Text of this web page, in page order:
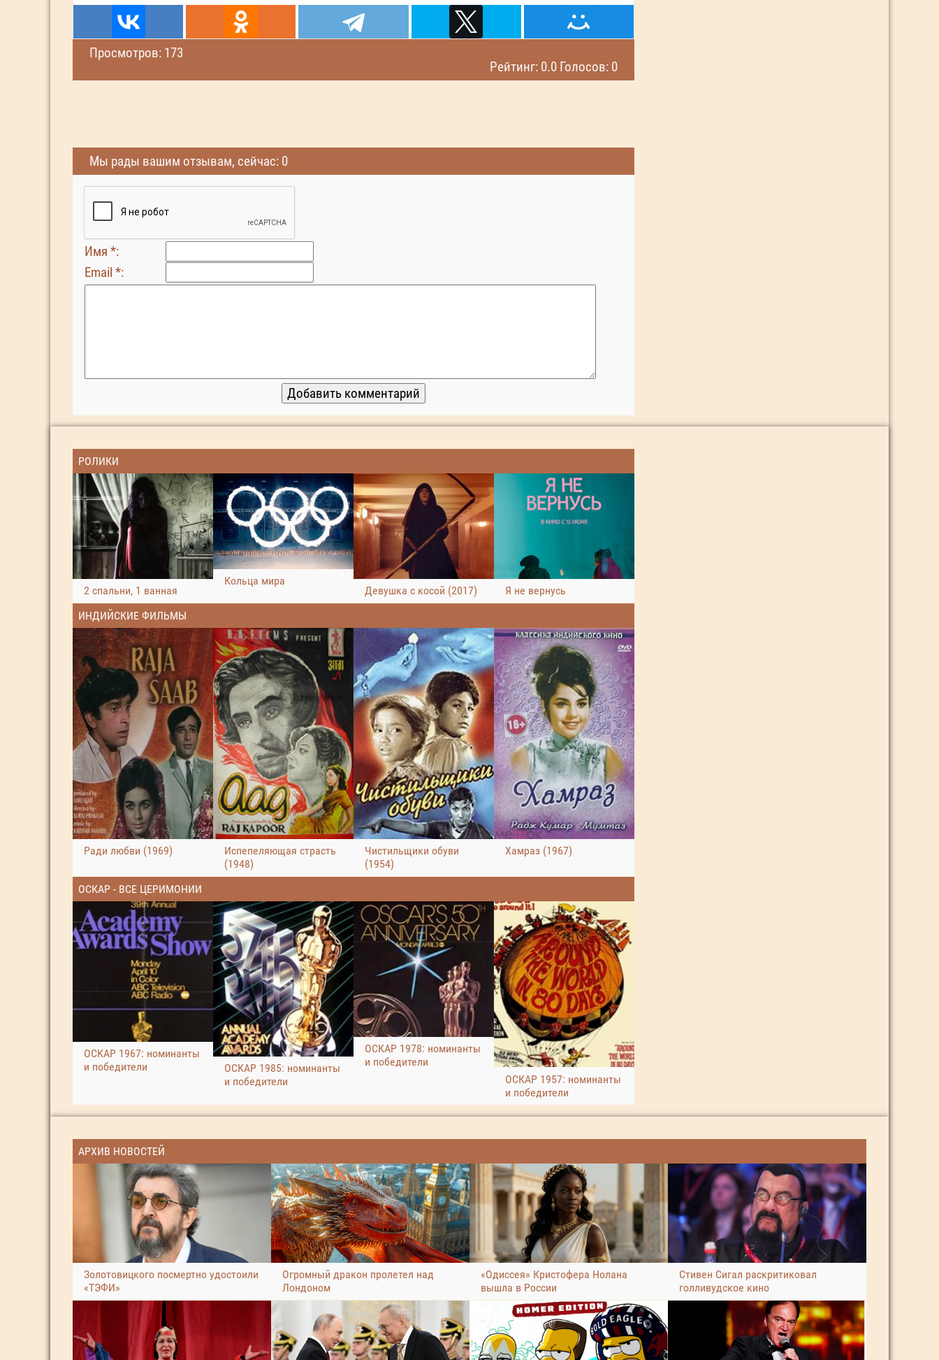
Просмотров: 173
Рейтинг: 0.0 Голосов: 0
Мы рады вашим отзывам, сейчас: 0
Имя *:
Email *:
РОЛИКИ
2 спальни, 1 ванная
Кольца мира
Девушка с косой (2017)
Я не вернусь
ИНДИЙСКИЕ ФИЛЬМЫ
Ради любви (1969)
Испепеляющая страсть
(1948)
Чистильщики обуви
(1954)
Хамраз (1967)
ОСКАР - ВСЕ ЦЕРИМОНИИ
ОСКАР 1967: номинанты
и победители
ОСКАР 1985: номинанты
и победители
ОСКАР 1978: номинанты
и победители
ОСКАР 1957: номинанты
и победители
АРХИВ НОВОСТЕЙ
Золотовицкого посмертно удостоили
«ТЭФИ»
Огромный дракон пролетел над
Лондоном
«Одиссея» Кристофера Нолана
вышла в России
Стивен Сигал раскритиковал
голливудское кино